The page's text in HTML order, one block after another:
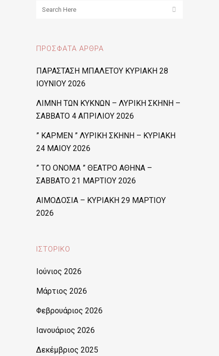
ΠΡΌΣΦΑΤΑ ΆΡΘΡΑ
ΠΑΡΑΣΤΑΣΗ ΜΠΑΛΕΤΟΥ ΚΥΡΙΑΚΗ 28
ΙΟΥΝΙΟΥ 2026
ΛΙΜΝΗ ΤΩΝ ΚΥΚΝΩΝ – ΛΥΡΙΚΗ ΣΚΗΝΗ –
ΣΑΒΒΑΤΟ 4 ΑΠΡΙΛΙΟΥ 2026
” ΚΑΡΜΕΝ ” ΛΥΡΙΚΗ ΣΚΗΝΗ – ΚΥΡΙΑΚΗ
24 ΜΑΙΟΥ 2026
” ΤΟ ΟΝΟΜΑ ” ΘΕΑΤΡΟ ΑΘΗΝΑ –
ΣΑΒΒΑΤΟ 21 ΜΑΡΤΙΟΥ 2026
ΑΙΜΟΔΟΣΙΑ – ΚΥΡΙΑΚΗ 29 ΜΑΡΤΙΟΥ
2026
ΙΣΤΟΡΙΚΌ
Ιούνιος 2026
Μάρτιος 2026
Φεβρουάριος 2026
Ιανουάριος 2026
Δεκέμβριος 2025